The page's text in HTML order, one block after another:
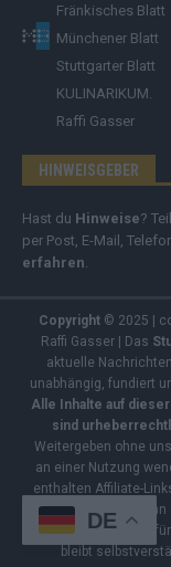
Fränkisches Blatt
Münchener Blatt
Stuttgarter Blatt
KULINARIKUM.
Raffi Gasser
HINWEISGEBER
Hast du Hinweise?
per Post, E-Mail,
erfahren
Copyright© 2025 |
Raffi Gasser | Das
aktuelle
unabhängig, fundiert
Alle Inhalte auf
sind
Weitergeben ohne
an einer Nutzung
enthalten Affiliate-
unterstrichen). Wenn
kleine Provision –
bleibt
DE